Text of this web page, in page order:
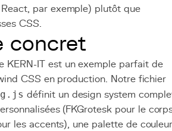
par exemple) plutôt que
CSS.
concret
KERN-IT est un exemple parfait de
CSS en production. Notre fichier
définit un design system
(FKGrotesk pour le
les accents), une palette de